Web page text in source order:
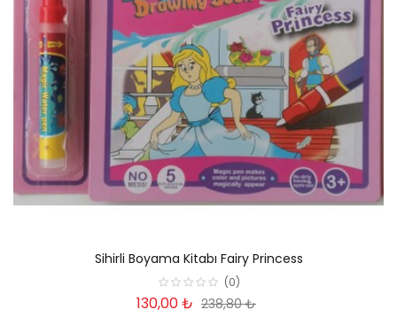
Sihirli Boyama Kitabı Fairy Princess
(0)
130,00 ₺ 238,80 ₺